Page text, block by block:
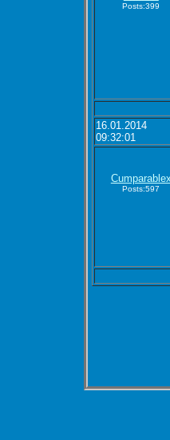
Posts:399
16.01.2014
09:32:01
Posts:597